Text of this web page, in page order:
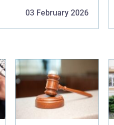
03 February 2026